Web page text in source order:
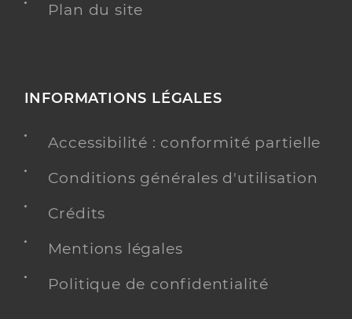
Plan du site
INFORMATIONS LÉGALES
Accessibilité : conformité partielle
Conditions générales d'utilisation
Crédits
Mentions légales
Politique de confidentialité